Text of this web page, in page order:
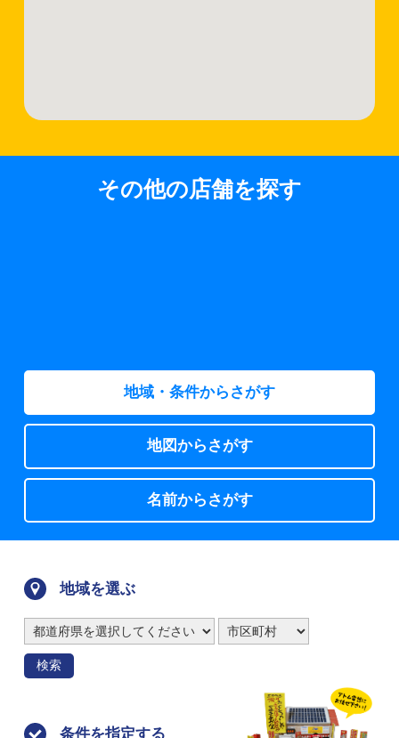
その他の店舗を探す
地域・条件からさがす
地図からさがす
名前からさがす
地域を選ぶ
検索
条件を指定する